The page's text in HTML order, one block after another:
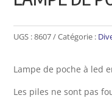
UGS :8607 Catégorie :
Lampe de poche à led
Les piles ne sont pas